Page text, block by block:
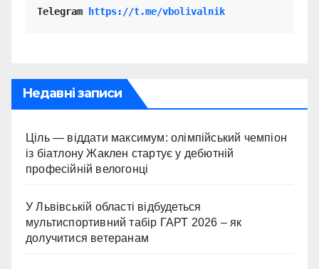
Telegram https://t.me/vbolivalnik
Недавні записи
Ціль — віддати максимум: олімпійський чемпіон
із біатлону Жаклен стартує у дебютній
професійній велогонці
У Львівській області відбудеться
мультиспортивний табір ГАРТ 2026 – як
долучитися ветеранам